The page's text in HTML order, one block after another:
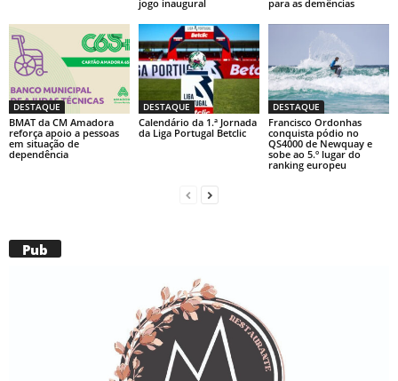
jogo inaugural para as demências
DESTAQUE
BMAT da CM Amadora
reforça apoio a pessoas
em situação de
dependência
DESTAQUE
Calendário da 1.ª Jornada
da Liga Portugal Betclic
DESTAQUE
Francisco Ordonhas
conquista pódio no
QS4000 de Newquay e
sobe ao 5.º lugar do
ranking europeu
Pub